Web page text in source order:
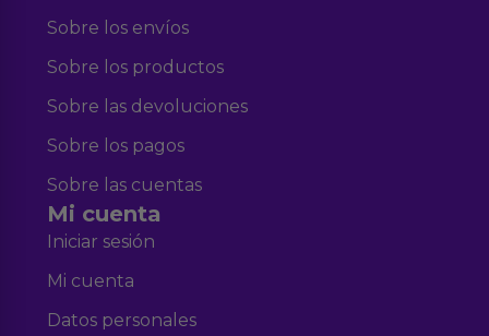
Sobre los envíos
Sobre los productos
Sobre las devoluciones
Sobre los pagos
Sobre las cuentas
Mi cuenta
Iniciar sesión
Mi cuenta
Datos personales